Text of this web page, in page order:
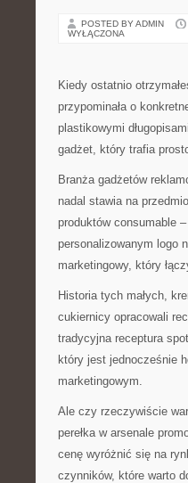
POSTED BY ADMIN
WYŁĄCZONA
Kiedy ostatnio
przypominała o
plastikowymi
gadżet, który trafia
Branża gadżetów
nadal stawia na
produktów consumable
personalizowanym logo
marketingowy, który
Historia tych małych,
cukiernicy opracowali
tradycyjna receptura
który jest jednocześnie
marketingowym.
Ale czy rzeczywiście
perełka w arsenale
cenę wyróżnić się na
czynników, które warto